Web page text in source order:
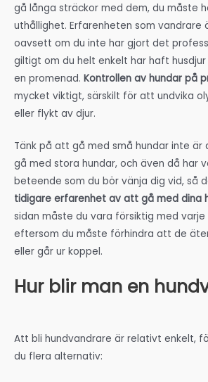
gå långa sträckor med dem, du måste
uthållighet. Erfarenheten som vandrare
oavsett om du inte har gjort det
giltigt om du helt enkelt har haft
en promenad. Kontrollen av hundar på
mycket viktigt, särskilt för att undvika
eller flykt av djur.
Tänk på att gå med små hundar inte
gå med stora hundar, och även då har
beteende som du bör vänja dig vid, så
tidigare erfarenhet av att gå med dina
sidan måste du vara försiktig med varje
eftersom du måste förhindra att de
eller går ur koppel.
Hur blir man en
Att bli hundvandrare är relativt enkelt,
du flera alternativ: